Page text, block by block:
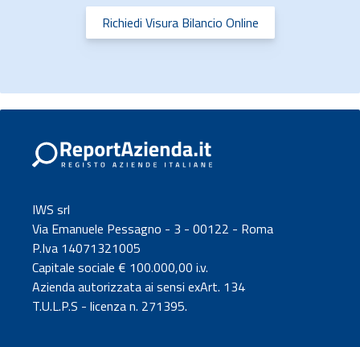
Richiedi Visura Bilancio Online
IWS srl
Via Emanuele Pessagno - 3 - 00122 - Roma
P.Iva 14071321005
Capitale sociale € 100.000,00 i.v.
Azienda autorizzata ai sensi exArt. 134
T.U.L.P.S - licenza n. 271395.